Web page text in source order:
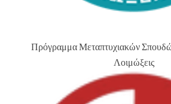
Πρόγραμμα Μεταπτυχιακών
Λοιμώξεις